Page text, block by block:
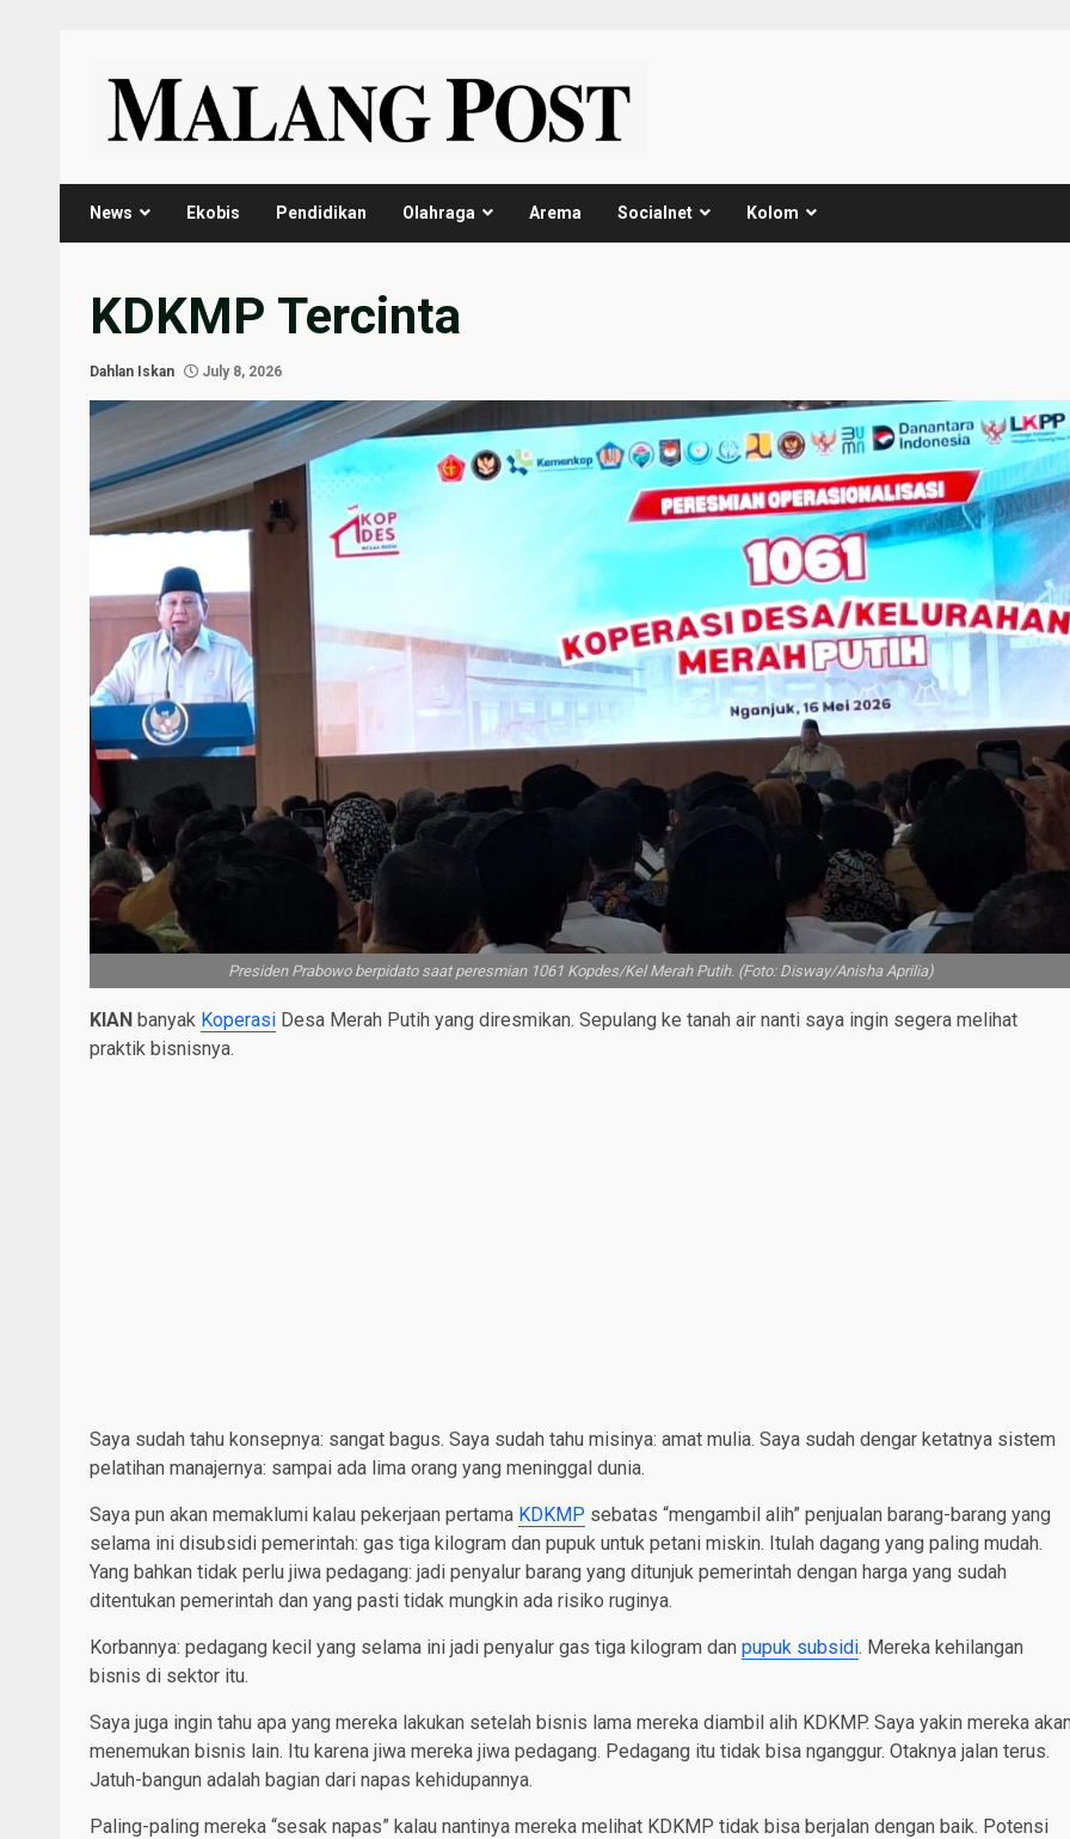
content
News Ekobis Pendidikan Olahraga Arema Socialnet Kolom
KDKMP Tercinta
Dahlan Iskan July 8, 2026
Presiden Prabowo berpidato saat peresmian 1061 Kopdes/Kel Merah Putih. (Foto: Disway/Anisha Aprilia)
KIAN banyak Koperasi Desa Merah Putih yang diresmikan. Sepulang ke tanah air nanti saya ingin segera melihat
praktik bisnisnya.
Saya sudah tahu konsepnya: sangat bagus. Saya sudah tahu misinya: amat mulia. Saya sudah dengar ketatnya sistem
pelatihan manajernya: sampai ada lima orang yang meninggal dunia.
Saya pun akan memaklumi kalau pekerjaan pertama KDKMP sebatas “mengambil alih” penjualan barang-barang yang
selama ini disubsidi pemerintah: gas tiga kilogram dan pupuk untuk petani miskin. Itulah dagang yang paling mudah.
Yang bahkan tidak perlu jiwa pedagang: jadi penyalur barang yang ditunjuk pemerintah dengan harga yang sudah
ditentukan pemerintah dan yang pasti tidak mungkin ada risiko ruginya.
Korbannya: pedagang kecil yang selama ini jadi penyalur gas tiga kilogram dan pupuk subsidi. Mereka kehilangan
bisnis di sektor itu.
Saya juga ingin tahu apa yang mereka lakukan setelah bisnis lama mereka diambil alih KDKMP. Saya yakin mereka
menemukan bisnis lain. Itu karena jiwa mereka jiwa pedagang. Pedagang itu tidak bisa nganggur. Otaknya jalan terus.
Jatuh-bangun adalah bagian dari napas kehidupannya.
Paling-paling mereka “sesak napas” kalau nantinya mereka melihat KDKMP tidak bisa berjalan dengan baik. Potensi